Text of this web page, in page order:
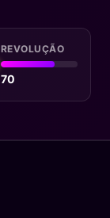
REVOLUÇÃO
70